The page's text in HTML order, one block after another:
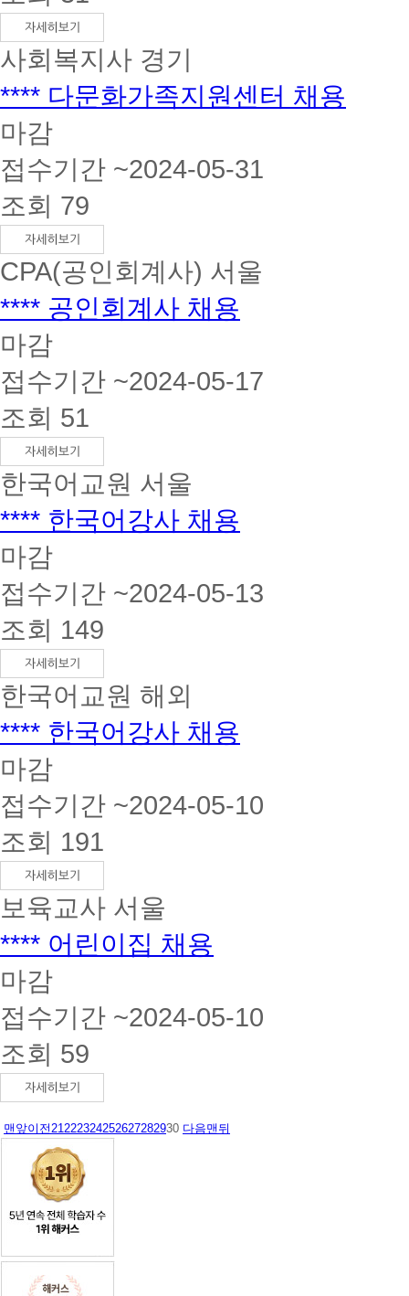
사회복지사 경기
**** 다문화가족지원센터 채용
마감
접수기간 ~2024-05-31
조회 79
CPA(공인회계사) 서울
**** 공인회계사 채용
마감
접수기간 ~2024-05-17
조회 51
한국어교원 서울
**** 한국어강사 채용
마감
접수기간 ~2024-05-13
조회 149
한국어교원 해외
**** 한국어강사 채용
마감
접수기간 ~2024-05-10
조회 191
보육교사 서울
**** 어린이집 채용
마감
접수기간 ~2024-05-10
조회 59
맨앞이전 21 222324252627282930 다음맨뒤